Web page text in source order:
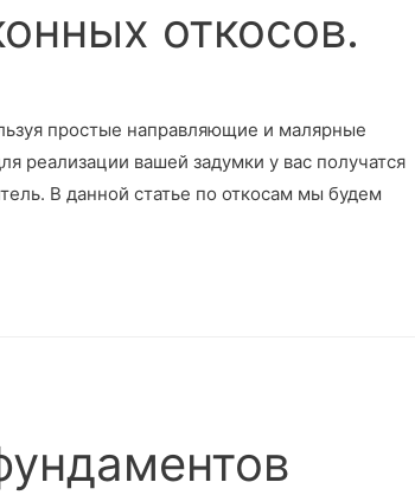
откосов.
простые направляющие и малярные
реализации вашей задумки у вас получатся
В данной статье по откосам мы будем